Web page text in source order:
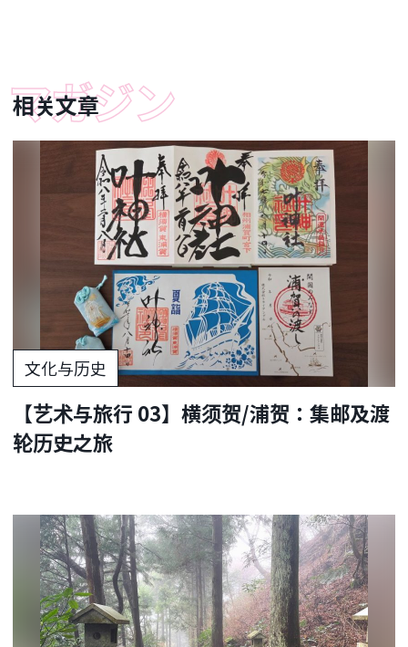
相关文章
文化与历史
【艺术与旅行 03】横须贺/浦贺：集邮及渡
轮历史之旅